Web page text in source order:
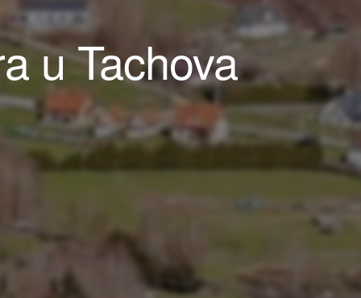
u Tachova